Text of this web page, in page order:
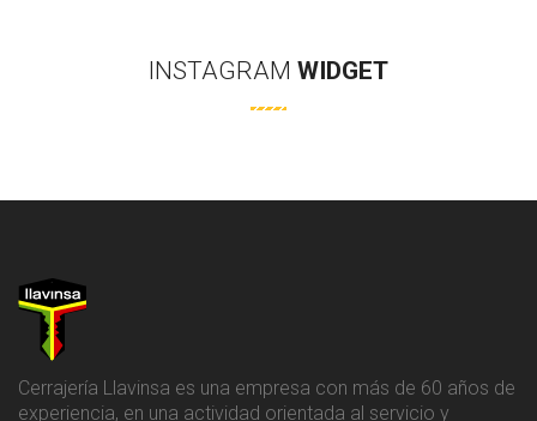
INSTAGRAM WIDGET
Cerrajería Llavinsa es una empresa con más de 60 años de
experiencia, en una actividad orientada al servicio y